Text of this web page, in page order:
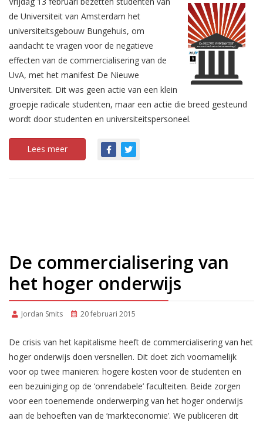
de Universiteit van Amsterdam het
universiteitsgebouw Bungehuis, om
aandacht te vragen voor de negatieve
effecten van de commercialisering van de
UvA, met het manifest De Nieuwe
Universiteit. Dit was geen actie van een klein
groepje radicale studenten, maar een actie die breed gesteund
wordt door studenten en universiteitspersoneel.
Lees meer
De commercialisering van
het hoger onderwijs
Jordan Smits 20 februari 2015
De crisis van het kapitalisme heeft de commercialisering van het
hoger onderwijs doen versnellen. Dit doet zich voornamelijk
voor op twee manieren: hogere kosten voor de studenten en
een bezuiniging op de ‘onrendabele’ faculteiten. Beide zorgen
voor een toenemende onderwerping van het hoger onderwijs
aan de behoeften van de ‘markteconomie’. We publiceren dit